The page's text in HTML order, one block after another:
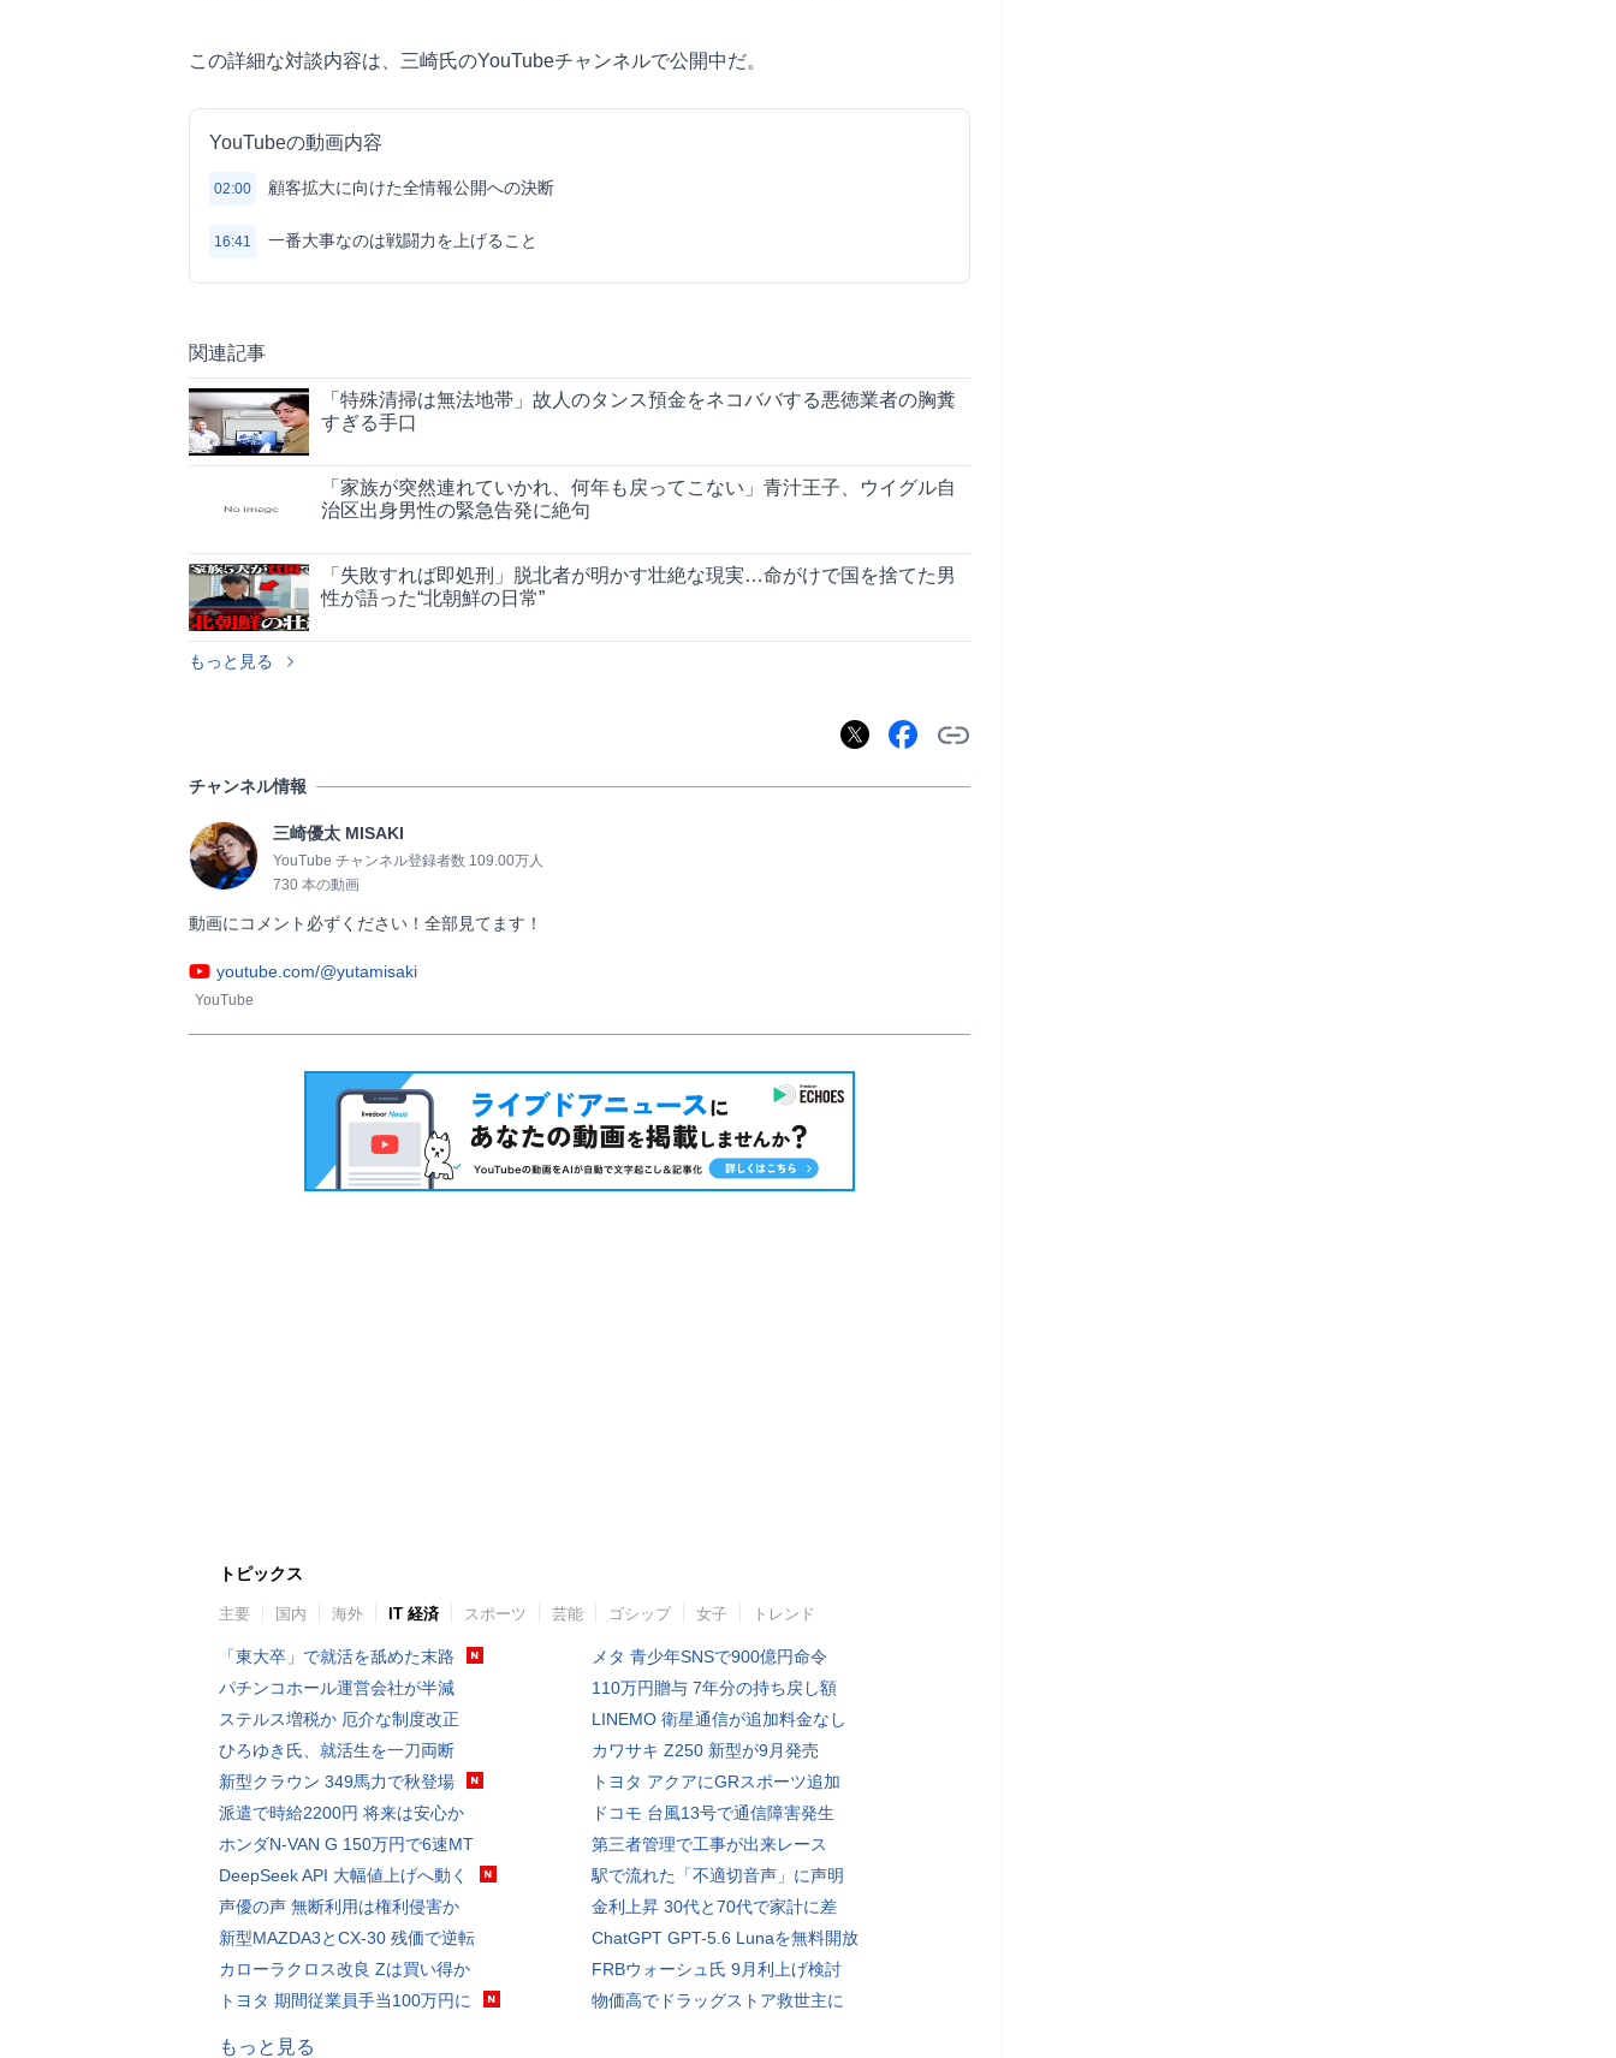
この詳細な対談内容は、三崎氏のYouTubeチャンネルで公開中だ。
YouTubeの動画内容
02:00 顧客拡大に向けた全情報公開への決断
16:41 一番大事なのは戦闘力を上げること
関連記事
「特殊清掃は無法地帯」故人のタンス預金をネコババする悪徳業者の胸糞
すぎる手口
「家族が突然連れていかれ、何年も戻ってこない」青汁王子、ウイグル自
治区出身男性の緊急告発に絶句
「失敗すれば即処刑」脱北者が明かす壮絶な現実…命がけで国を捨てた男
性が語った“北朝鮮の日常”
もっと見る
チャンネル情報
三崎優太 MISAKI
YouTube チャンネル登録者数 109.00万人
730 本の動画
動画にコメント必ずください！全部見てます！
youtube.com/@yutamisaki
YouTube
トピックス
主要 国内 海外 IT 経済 スポーツ 芸能 ゴシップ 女子 トレンド
「東大卒」で就活を舐めた末路
パチンコホール運営会社が半減
ステルス増税か 厄介な制度改正
ひろゆき氏、就活生を一刀両断
新型クラウン 349馬力で秋登場
派遣で時給2200円 将来は安心か
ホンダN-VAN G 150万円で6速MT
DeepSeek API 大幅値上げへ動く
声優の声 無断利用は権利侵害か
新型MAZDA3とCX-30 残価で逆転
カローラクロス改良 Zは買い得か
トヨタ 期間従業員手当100万円に
メタ 青少年SNSで900億円命令
110万円贈与 7年分の持ち戻し額
LINEMO 衛星通信が追加料金なし
カワサキ Z250 新型が9月発売
トヨタ アクアにGRスポーツ追加
ドコモ 台風13号で通信障害発生
第三者管理で工事が出来レース
駅で流れた「不適切音声」に声明
金利上昇 30代と70代で家計に差
ChatGPT GPT-5.6 Lunaを無料開放
FRBウォーシュ氏 9月利上げ検討
物価高でドラッグストア救世主に
もっと見る